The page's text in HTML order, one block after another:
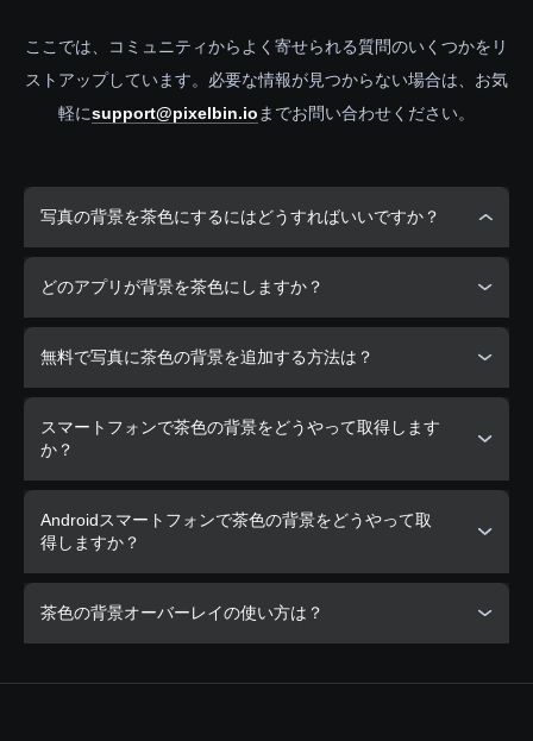
ここでは、コミュニティからよく寄せられる質問のいくつかをリ
ストアップしています。必要な情報が見つからない場合は、お気
軽にsupport@pixelbin.io までお問い合わせください。
写真の背景を茶色にするにはどうすればいいですか？
Erase.bgを利用して、写真の背景を簡単に豊かな茶色に変え
ることができます。
どのアプリが背景を茶色にしますか？
Erase.bgは、写真の背景を茶色にする理想的なアプリであ
り、使いやすさと効果的な解決策を提供します。
無料で写真に茶色の背景を追加する方法は？
Erase.bgは、美しい茶色の色合いに写真の背景を変えるため
の無料で便利なオプションを提供します。
スマートフォンで茶色の背景をどうやって取得します
か？
Erase.bgのモバイルフレンドリープラットフォームを使用し
て、スマートフォンで簡単に茶色の背景を実現できます。
Androidスマートフォンで茶色の背景をどうやって取
得しますか？
AndroidデバイスにErase.bgをダウンロードし、写真に見事
な茶色の背景を与えるための簡単なステップに従います。
茶色の背景オーバーレイの使い方は？